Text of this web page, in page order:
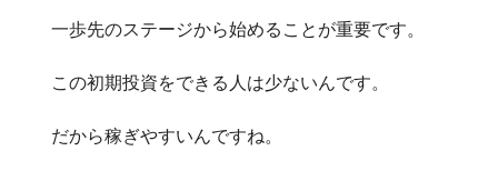
一歩先のステージから始めることが重要です。
この初期投資をできる人は少ないんです。
だから稼ぎやすいんですね。